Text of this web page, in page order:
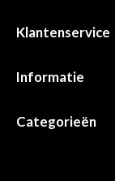
Klantenservice
Informatie
Categorieën